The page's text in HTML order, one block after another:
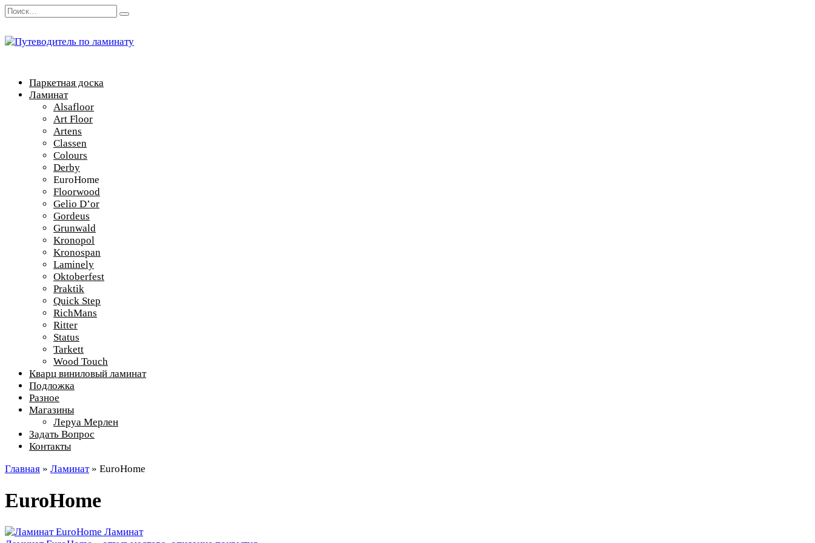
Перейти
содержанию
Search
Паркетная доска
Ламинат
Alsafloor
Art Floor
Artens
Classen
Colours
Derby
EuroHome
Floorwood
Gelio D’or
Gordeus
Grunwald
Kronopol
Kronospan
Laminely
Oktoberfest
Praktik
Quick Step
RichMans
Ritter
Status
Tarkett
Wood Touch
Кварц виниловый ламинат
Подложка
Разное
Магазины
Леруа Мерлен
Задать Вопрос
Контакты
Главная » Ламинат » EuroHome
EuroHome
Ламинат